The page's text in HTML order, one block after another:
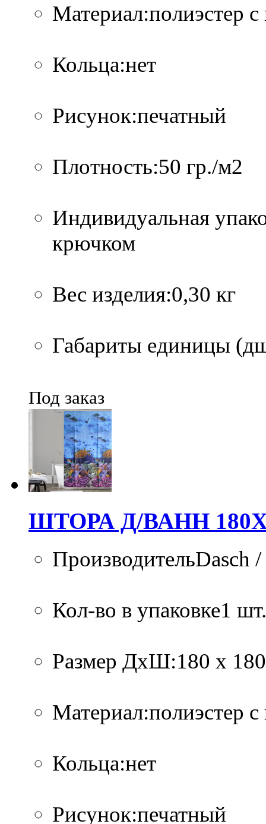
Материал:полиэстер
Кольца:нет
Рисунок:печатный
Плотность:50 гр./м2
Индивидуальная
крючком
Вес изделия:0,30 кг
Габариты единицы
Под заказ
ШТОРА Д/ВАНН
ПроизводительDasch
Кол-во в упаковке1
Размер ДхШ:180 х
Материал:полиэстер
Кольца:нет
Рисунок:печатный